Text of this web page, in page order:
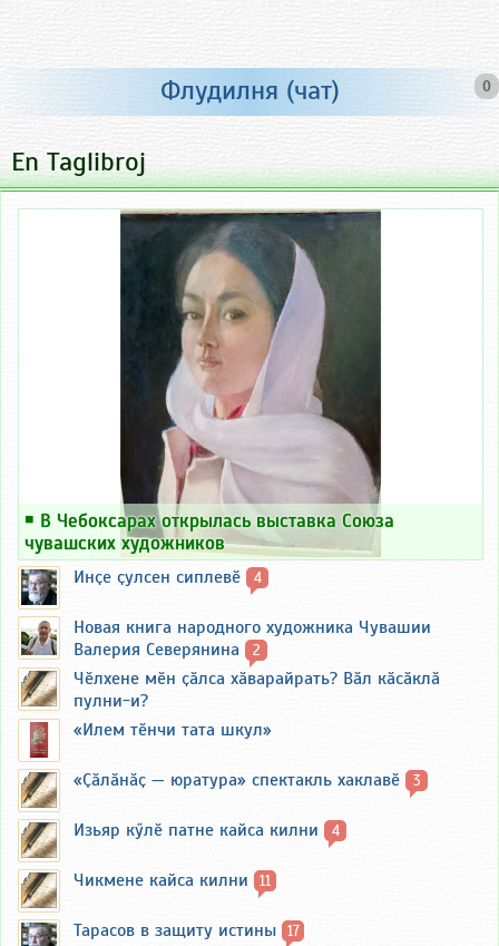
0
Флудилня (чат)
En Taglibroj
￭ В Чебоксарах открылась выставка Союза
чувашских художников
Инҫе ҫулсен сиплевӗ 4
Новая книга народного художника Чувашии
Валерия Северянина
2
Чӗлхене мӗн ҫӑлса хӑварайрать? Вӑл кӑсӑклӑ
пулни-и?
«Илем тӗнчи тата шкул»
«Ҫӑлӑнӑҫ — юратура» спектакль хаклавӗ 3
Изьяр кӳлӗ патне кайса килни 4
Чикмене кайса килни 11
Тарасов в защиту истины 17